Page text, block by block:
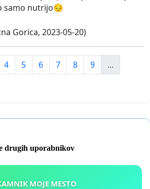
samo nutrijo😔
Gorica, 2023-05-20)
4 5 6 7 8 9
...
drugih uporabnikov
KAMNIK MOJE MESTO